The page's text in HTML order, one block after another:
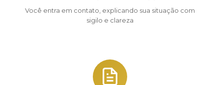
Você entra em contato, explicando sua situação com
sigilo e clareza